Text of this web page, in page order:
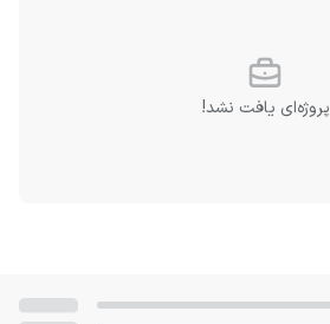
پروژه‌ای یافت نشد!